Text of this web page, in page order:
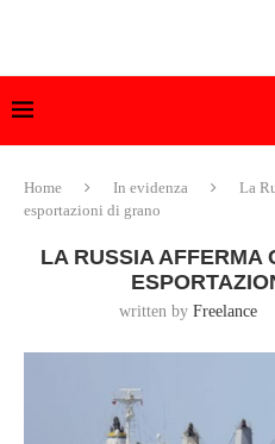
Home In evidenza
La
esportazioni di grano
LA RUSSIA AFFERMA
written by Freelance